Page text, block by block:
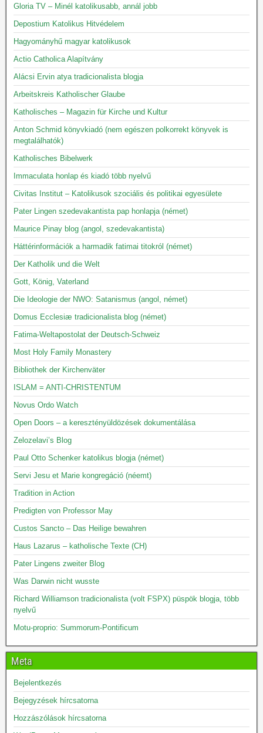
Gloria TV – Minél katolikusabb, annál jobb
Depostium Katolikus Hitvédelem
Hagyományhű magyar katolikusok
Actio Catholica Alapítvány
Alácsi Ervin atya tradicionalista blogja
Arbeitskreis Katholischer Glaube
Katholisches – Magazin für Kirche und Kultur
Anton Schmid könyvkiadó (nem egészen polkorrekt könyvek is
megtalálhatók)
Katholisches Bibelwerk
Immaculata honlap és kiadó több nyelvű
Civitas Institut – Katolikusok szociális és politikai egyesülete
Pater Lingen szedevakantista pap honlapja (német)
Maurice Pinay blog (angol, szedevakantista)
Háttérinformációk a harmadik fatimai titokról (német)
Der Katholik und die Welt
Gott, König, Vaterland
Die Ideologie der NWO: Satanismus (angol, német)
Domus Ecclesiæ tradicionalista blog (német)
Fatima-Weltapostolat der Deutsch-Schweiz
Most Holy Family Monastery
Bibliothek der Kirchenväter
ISLAM = ANTI-CHRISTENTUM
Novus Ordo Watch
Open Doors – a keresztényüldözések dokumentálása
Zelozelavi’s Blog
Paul Otto Schenker katolikus blogja (német)
Servi Jesu et Marie kongregáció (néemt)
Tradition in Action
Predigten von Professor May
Custos Sancto – Das Heilige bewahren
Haus Lazarus – katholische Texte (CH)
Pater Lingens zweiter Blog
Was Darwin nicht wusste
Richard Williamson tradicionalista (volt FSPX) püspök blogja, több
nyelvű
Motu-proprio: Summorum-Pontificum
Meta
Bejelentkezés
Bejegyzések hírcsatorna
Hozzászólások hírcsatorna